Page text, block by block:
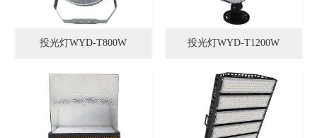
投光灯WYD-T800W 投光灯WYD-T1200W